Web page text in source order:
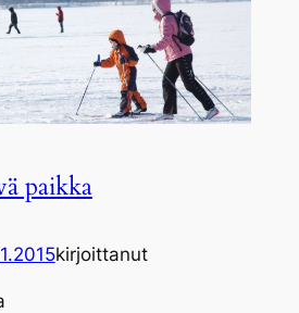
paikka
kirjoittanut